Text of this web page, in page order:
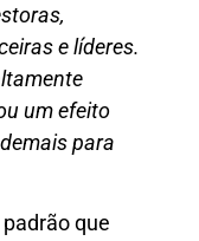
e líderes.
um efeito
para
que